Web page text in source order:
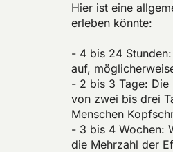
Hier ist eine
erleben könnte:
- 4 bis 24
auf,
- 2 bis 3 Tage: Die
von zwei bis drei
Menschen
- 3 bis 4 Wochen:
die Mehrzahl der